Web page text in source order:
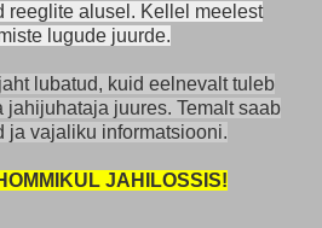
reeglite alusel. Kellel meelest
lugude juurde.
lubatud, kuid eelnevalt tuleb
jahijuhataja juures. Temalt saab
ja vajaliku informatsiooni.
JAHILOSSIS!